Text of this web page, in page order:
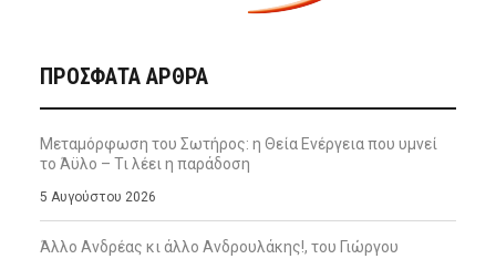
ΠΡΌΣΦΑΤΑ ΆΡΘΡΑ
Μεταμόρφωση του Σωτήρος: η Θεία Ενέργεια που υμνεί
το Άϋλο – Τι λέει η παράδοση
5 Αυγούστου 2026
Άλλο Ανδρέας κι άλλο Ανδρουλάκης!, του Γιώργου